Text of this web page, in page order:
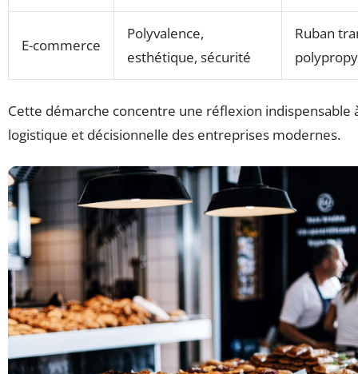
E-commerce
Polyvalence,
esthétique, sécurité
Ruban
Cette démarche concentre une réflexion indispensable
logistique et décisionnelle des entreprises modernes.